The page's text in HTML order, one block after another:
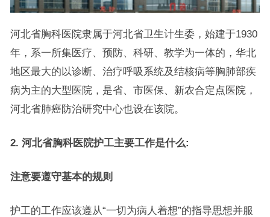
河北省胸科医院隶属于河北省卫生计生委，始建于1930
年，系一所集医疗、预防、科研、教学为一体的，华北
地区最大的以诊断、治疗呼吸系统及结核病等胸肺部疾
病为主的大型医院，是省、市医保、新农合定点医院，
河北省肺癌防治研究中心也设在该院。
2. 河北省胸科医院护工主要工作是什么:
注意要遵守基本的规则
护工的工作应该遵从“一切为病人着想”的指导思想并服